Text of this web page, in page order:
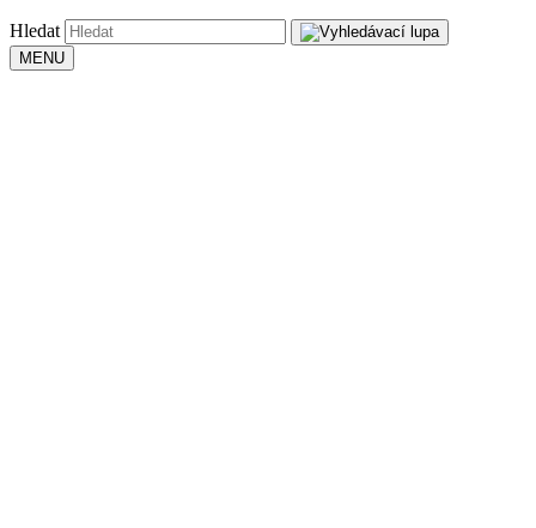
Hledat
MENU